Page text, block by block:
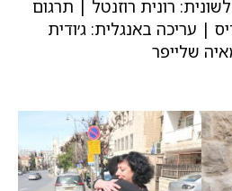
רונית רוזנטל | תרגום
| עריכה באנגלית: ג׳ודית
שלייפר